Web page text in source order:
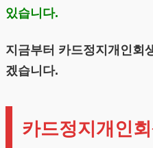
있습니다.
지금부터 카드정지개인회
겠습니다.
카드정지개인